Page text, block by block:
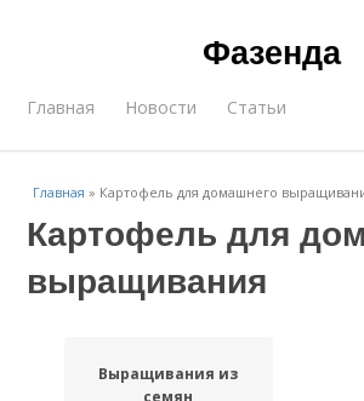
Фазенда
Главная Новости Статьи
Главная » Картофель для домашнего
Картофель для
выращивания
Выращивания из
семян